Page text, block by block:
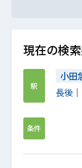
現在の検
駅
小田
長後
条件